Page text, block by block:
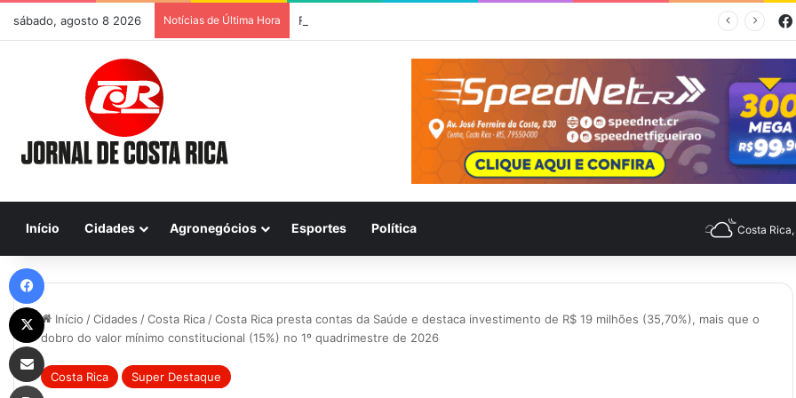
sábado, agosto 8 2026 Notícias de Última Hora
Início Cidades Agronegócios Esportes Política Costa Rica,
Início /Cidades /Costa Rica /Costa Rica presta contas da Saúde e destaca investimento de R$ 19 milhões (35,70%), mais que o
dobro do valor mínimo constitucional (15%) no 1º quadrimestre de 2026
Costa Rica Super Destaque
Compartilhar via e-mail
Imprimir